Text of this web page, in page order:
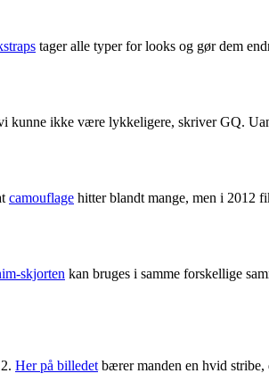
tager alle typer for looks og gør dem
kunne ikke være lykkeligere, skriver GQ.
camouflage hitter blandt mange, men i 2012
skjorten kan bruges i samme forskellige
Her på billedet bærer manden en hvid